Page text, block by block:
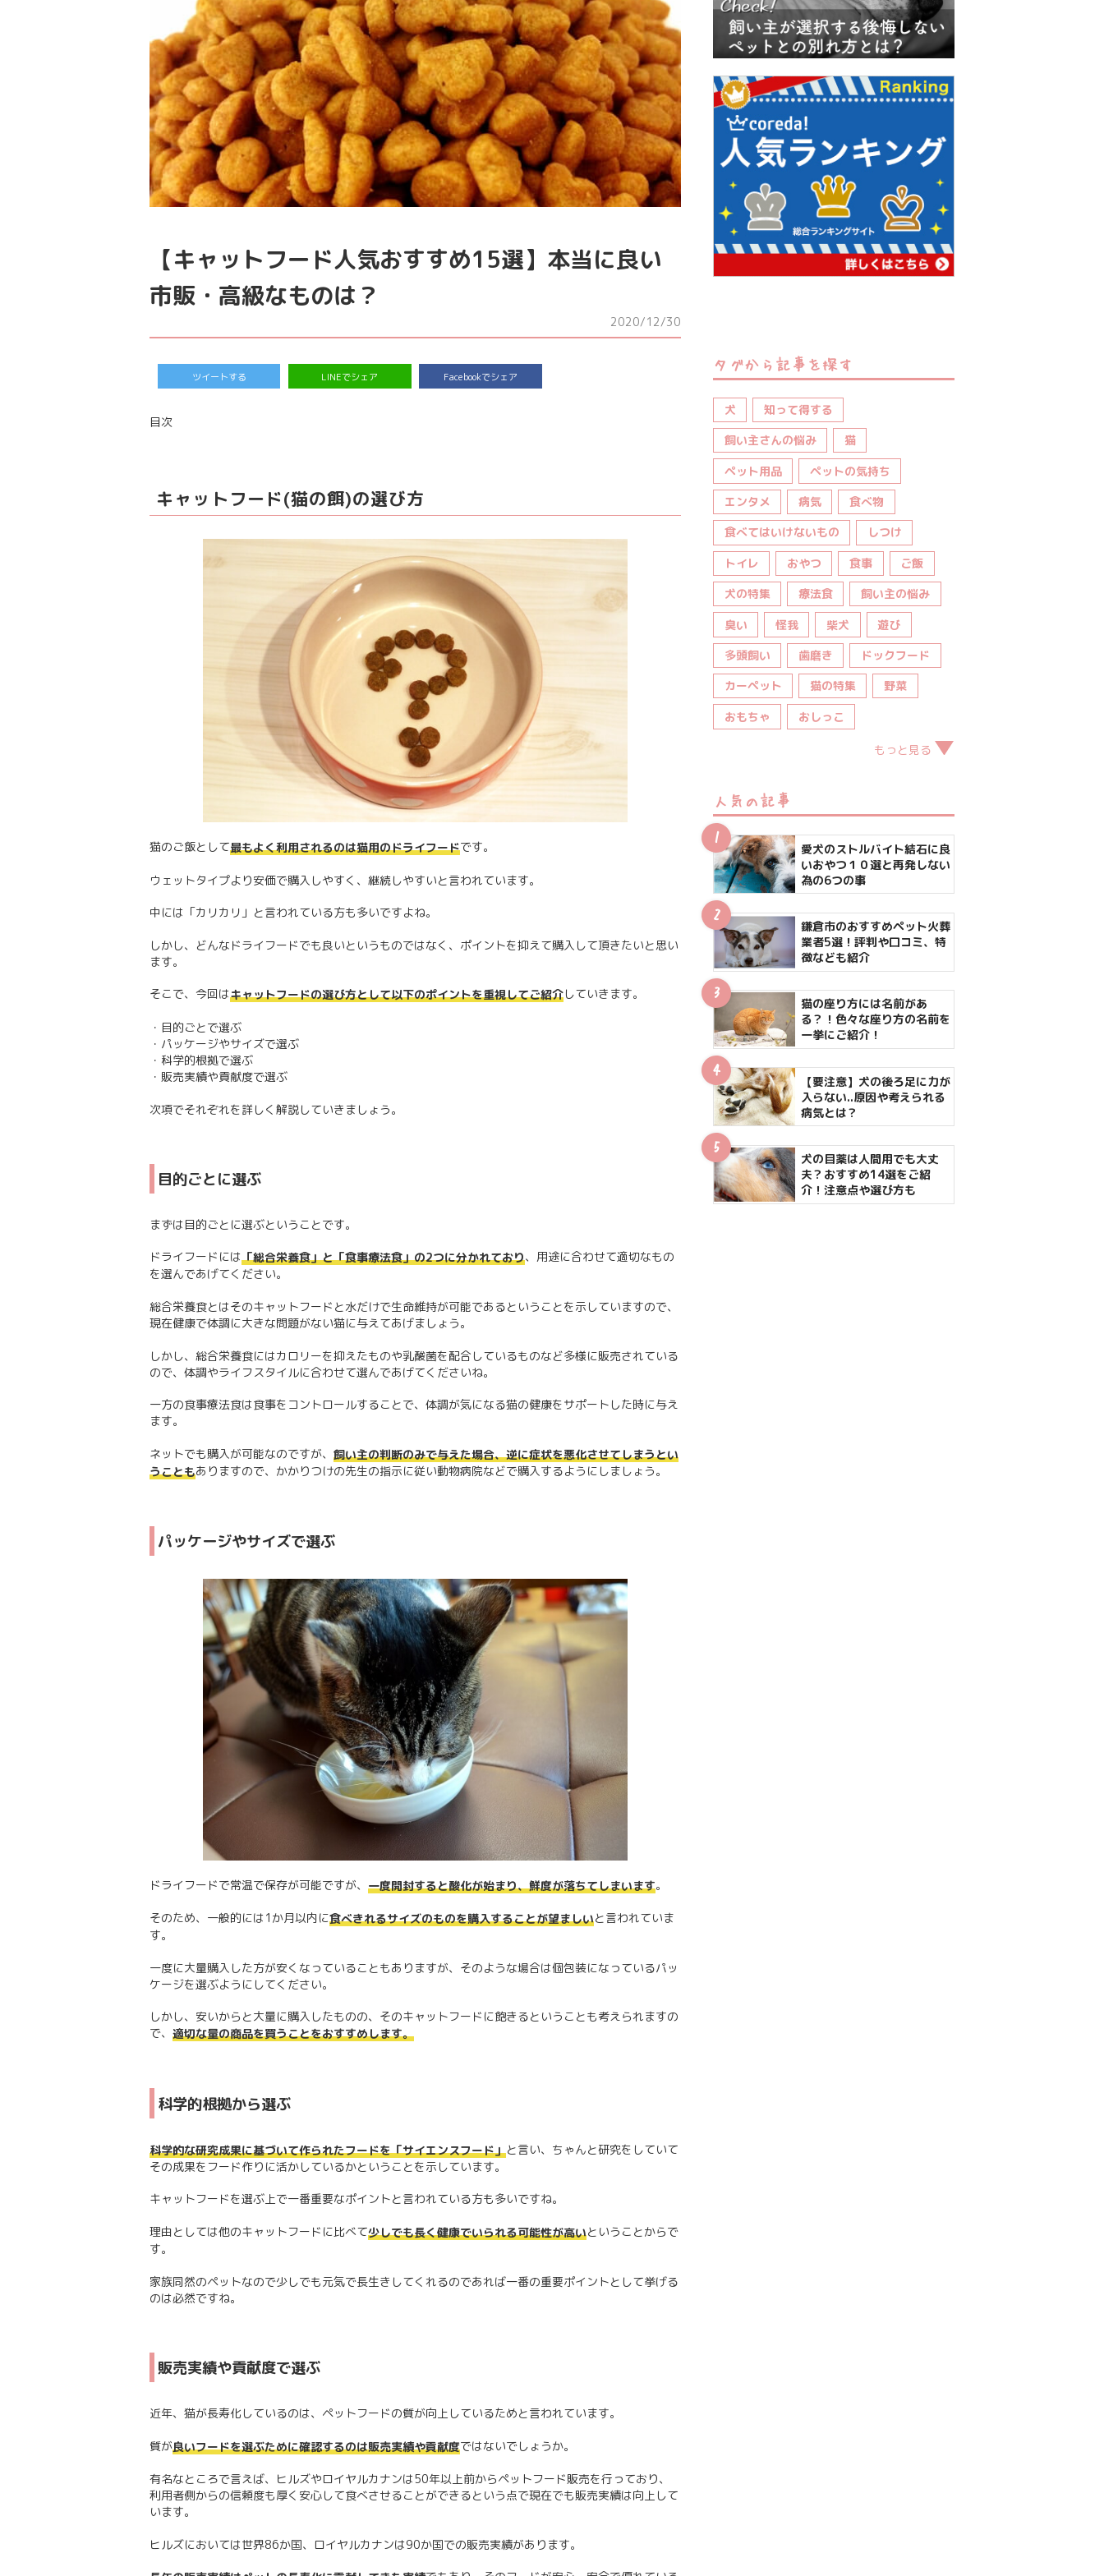
【キャットフード人気おすすめ15選】本当に良い
市販・高級なものは？
2020/12/30
ツイートする LINEでシェア Facebookでシェア
目次
キャットフード(猫の餌)の選び方
猫のご飯として最もよく利用されるのは猫用のドライフードです。
ウェットタイプより安価で購入しやすく、継続しやすいと言われています。
中には「カリカリ」と言われている方も多いですよね。
しかし、どんなドライフードでも良いというものではなく、ポイントを抑えて購入して頂きたいと思い
ます。
そこで、今回はキャットフードの選び方として以下のポイントを重視してご紹介していきます。
・目的ごとで選ぶ
・パッケージやサイズで選ぶ
・科学的根拠で選ぶ
・販売実績や貢献度で選ぶ
次項でそれぞれを詳しく解説していきましょう。
目的ごとに選ぶ
まずは目的ごとに選ぶということです。
ドライフードには「総合栄養食」と「食事療法食」の2つに分かれており、用途に合わせて適切なもの
を選んであげてください。
総合栄養食とはそのキャットフードと水だけで生命維持が可能であるということを示していますので、
現在健康で体調に大きな問題がない猫に与えてあげましょう。
しかし、総合栄養食にはカロリーを抑えたものや乳酸菌を配合しているものなど多様に販売されている
ので、体調やライフスタイルに合わせて選んであげてくださいね。
一方の食事療法食は食事をコントロールすることで、体調が気になる猫の健康をサポートした時に与え
ます。
ネットでも購入が可能なのですが、 飼い主の判断のみで与えた場合、逆に症状を悪化させてしまうとい
うこともありますので、かかりつけの先生の指示に従い動物病院などで購入するようにしましょう。
パッケージやサイズで選ぶ
ドライフードで常温で保存が可能ですが、 一度開封すると酸化が始まり、鮮度が落ちてしまいます。
そのため、一般的には1か月以内に食べきれるサイズのものを購入することが望ましいと言われていま
す。
一度に大量購入した方が安くなっていることもありますが、そのような場合は個包装になっているパッ
ケージを選ぶようにしてください。
しかし、安いからと大量に購入したものの、そのキャットフードに飽きるということも考えられますの
で、 適切な量の商品を買うことをおすすめします。
科学的根拠から選ぶ
科学的な研究成果に基づいて作られたフードを「サイエンスフード」と言い、ちゃんと研究をしていて
その成果をフード作りに活かしているかということを示しています。
キャットフードを選ぶ上で一番重要なポイントと言われている方も多いですね。
理由としては他のキャットフードに比べて少しでも長く健康でいられる可能性が高いということからで
す。
家族同然のペットなので少しでも元気で長生きしてくれるのであれば一番の重要ポイントとして挙げる
のは必然ですね。
販売実績や貢献度で選ぶ
近年、猫が長寿化しているのは、ペットフードの質が向上しているためと言われています。
質が良いフードを選ぶために確認するのは販売実績や貢献度ではないでしょうか。
有名なところで言えば、ヒルズやロイヤルカナンは50年以上前からペットフード販売を行っており、
利用者側からの信頼度も厚く安心して食べさせることができるという点で現在でも販売実績は向上して
います。
ヒルズにおいては世界86か国、ロイヤルカナンは90か国での販売実績があります。
タグから記事を探す
犬
知って得する
飼い主さんの悩み
猫
ペット用品
ペットの気持ち
エンタメ
病気
食べ物
食べてはいけないもの
しつけ
トイレ
おやつ 食事
ご飯
犬の特集
療法食
飼い主の悩み
臭い
怪我 柴犬
遊び
多頭飼い
歯磨き
ドックフード
カーペット
猫の特集
野菜
おもちゃ
おしっこ
もっと見る
人気の記事
愛犬のストルバイト結石に良
いおやつ１０選と再発しない
為の6つの事
鎌倉市のおすすめペット火葬
業者5選！評判や口コミ、特
徴なども紹介
猫の座り方には名前があ
る？！色々な座り方の名前を
一挙にご紹介！
【要注意】犬の後ろ足に力が
入らない..原因や考えられる
病気とは？
犬の目薬は人間用でも大丈
夫？おすすめ14選をご紹
介！注意点や選び方も